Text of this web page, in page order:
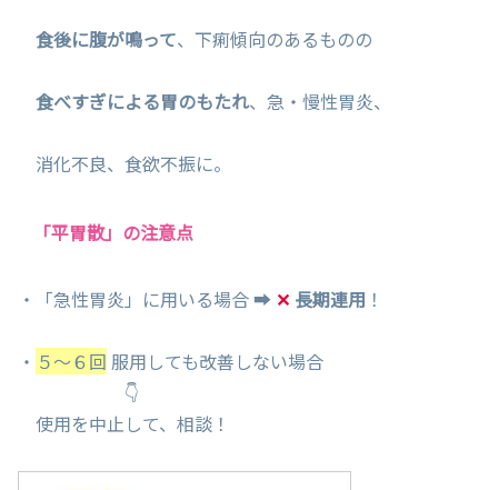
食後に腹が鳴って、下痢傾向のあるものの
食べすぎによる胃のもたれ、急・慢性胃炎、
消化不良、食欲不振に。
「平胃散」の注意点
・「急性胃炎」に用いる場合 ➡ ✕ 長期連用 ！
・ ５～６回 服用しても改善しない場合
👇
使用を中止して、相談！